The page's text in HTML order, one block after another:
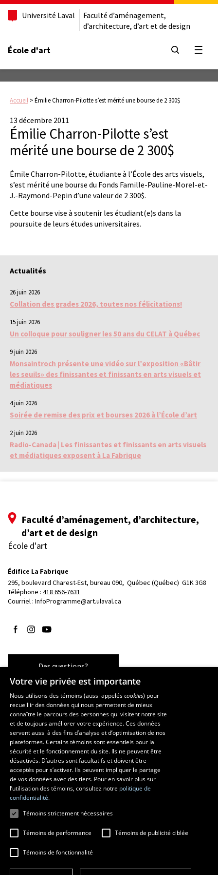
Université Laval
Faculté d’aménagement,
d’architecture, d’art et de design
École d'art
Accueil >Émilie Charron-Pilotte s’est mérité une bourse de 2 300$
13 décembre 2011
Émilie Charron-Pilotte s’est
mérité une bourse de 2 300$
Émile Charron-Pilotte, étudiante à l’École des arts visuels,
s’est mérité une bourse du Fonds Famille-Pauline-Morel-et-
J.-Raymond-Pepin d’une valeur de 2 300$.
Cette bourse vise à soutenir les étudiant(e)s dans la
poursuite de leurs études universitaires.
Actualités
26 juin 2026
Collation des grades 2026, toutes nos félicitations!
15 juin 2026
Un colloque pour souligner les 50 ans du CELAT à Québec
9 juin 2026
Monsaintroch présente une vidéo sur l’exposition «Bâtir
les seuils» des finissantes et finissants en arts visuels et
médiatiques
4 juin 2026
Soirée de remise des prix et bourses 2026 à l’École d’art
2 juin 2026
Radio-Canada | Les finissantes et finissants en arts visuels
et médiatiques exposent à La Fabrique
Faculté d’aménagement, d’architecture,
d’art et de design
École d'art
Édifice La Fabrique
295, boulevard Charest-Est, bureau 090, Québec (Québec)  G1K 3G8
Téléphone : 418 656-7631
Courriel : InfoProgramme@art.ulaval.ca
Suivez-nous sur Facebook
Suivez-nous sur Instagram
Suivez-nous sur YouTube
Des questions?
Les écoles et la recherche
École supérieure d’aménagement du territoire et de développement
régional
École d’architecture
École de design
Centre de recherche en aménagement et développement
© 2026 Université Laval Tous droits réservés
Votre vie privée est importante
Nous utilisons des témoins (aussi appeléscookies) pour
recueillir des données qui nous permettent de mieux
connaître le parcours des personnes qui visitent notre site
et de toujours améliorer votre expérience. Ces données
servent aussi à des fins d’analyse et d’optimisation de nos
plateformes. Certains témoins sont essentiels pour la
sécurité et le fonctionnement du site. Ils ne peuvent être
désactivés. D’autres sont facultatifs et doivent être
acceptés pour s’activer. Ils peuvent impliquer le partage
de vos données avec des tiers. Pour en savoir plus sur
l’utilisation des témoins, consultez notre politique de
confidentialité.
Témoins strictement nécessaires
Témoins de performance Témoins de publicité ciblée
Témoins de fonctionnalité